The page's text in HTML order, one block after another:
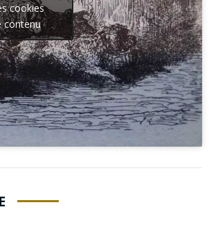
cookies
contenu